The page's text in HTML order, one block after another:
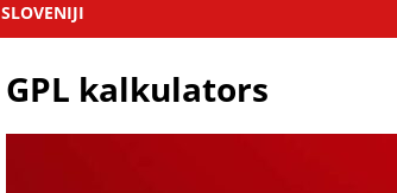
SLOVENIJI
GPL kalkulators